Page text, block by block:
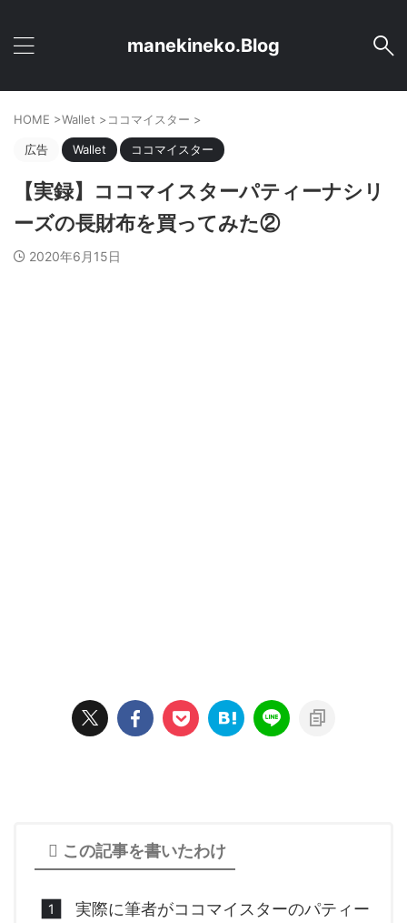
manekineko.Blog
HOME >Wallet >ココマイスター >
広告 Wallet ココマイスター
【実録】ココマイスターパティーナシリ
ーズの長財布を買ってみた②
2020年6月15日
この記事を書いたわけ
実際に筆者がココマイスターのパティー